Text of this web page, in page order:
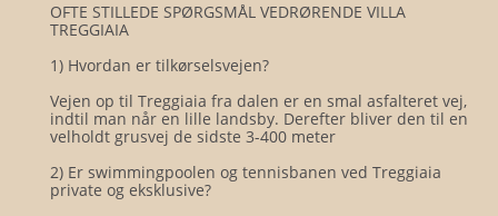
OFTE STILLEDE SPØRGSMÅL VEDRØRENDE VILLA
TREGGIAIA
1) Hvordan er tilkørselsvejen?
Vejen op til Treggiaia fra dalen er en smal asfalteret vej,
indtil man når en lille landsby. Derefter bliver den til en
velholdt grusvej de sidste 3-400 meter
2) Er swimmingpoolen og tennisbanen ved Treggiaia
private og eksklusive?